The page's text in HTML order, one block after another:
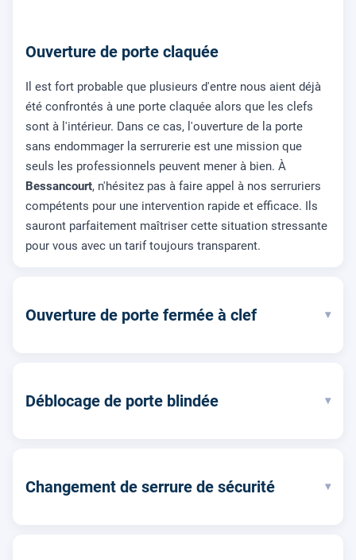
Ouverture de porte claquée
Il est fort probable que plusieurs d'entre nous aient déjà
été confrontés à une porte claquée alors que les clefs
sont à l'intérieur. Dans ce cas, l'ouverture de la porte
sans endommager la serrurerie est une mission que
seuls les professionnels peuvent mener à bien. À
Bessancourt, n'hésitez pas à faire appel à nos serruriers
compétents pour une intervention rapide et efficace. Ils
sauront parfaitement maîtriser cette situation stressante
pour vous avec un tarif toujours transparent.
Ouverture de porte fermée à clef ▾
Déblocage de porte blindée ▾
Changement de serrure de sécurité ▾